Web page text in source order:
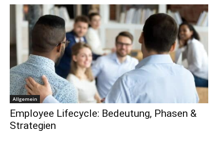
Allgemein
Employee Lifecycle: Bedeutung, Phasen &
Strategien